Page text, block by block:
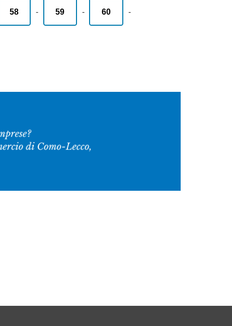
58 - 59 - 60 -